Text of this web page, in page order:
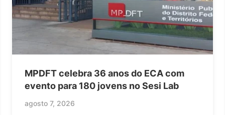
MPDFT celebra 36 anos do ECA com
evento para 180 jovens no Sesi Lab
agosto 7, 2026